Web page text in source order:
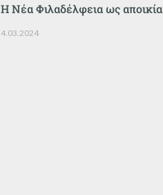
Η Νέα Φιλαδέλφεια ως αποικία
4.03.2024